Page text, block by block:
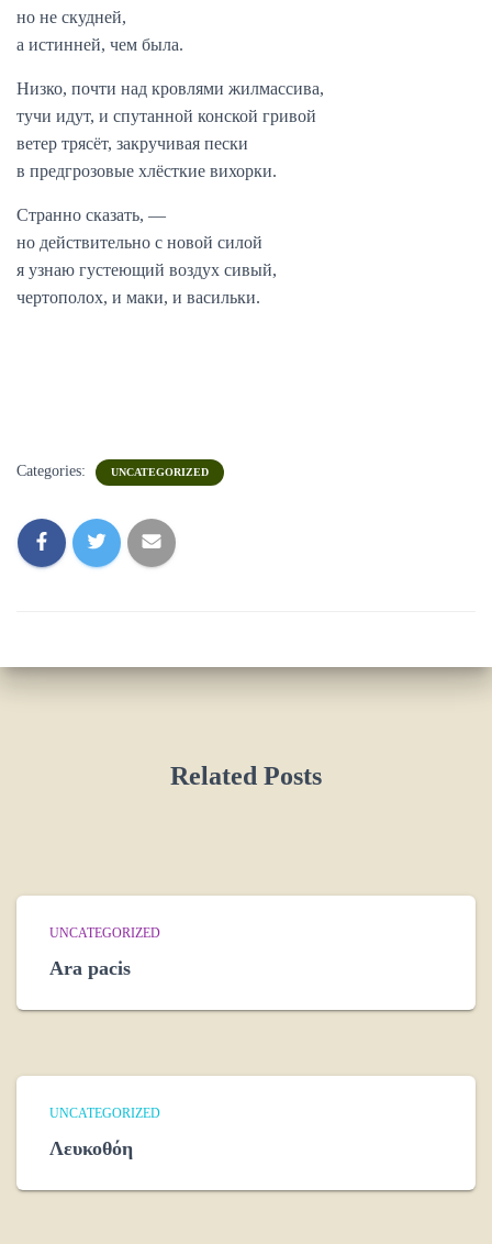
но не скудней,
а истинней, чем была.
Низко, почти над кровлями жилмассива,
тучи идут, и спутанной конской гривой
ветер трясёт, закручивая пески
в предгрозовые хлёсткие вихорки.
Странно сказать, —
но действительно с новой силой
я узнаю густеющий воздух сивый,
чертополох, и маки, и васильки.
Categories: UNCATEGORIZED
Related Posts
UNCATEGORIZED
Ara pacis
UNCATEGORIZED
Λευκοθόη